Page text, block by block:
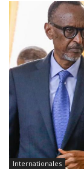
Internationales